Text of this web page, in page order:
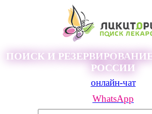
ПОИСК И
РОССИИ
онлайн-чат
WhatsApp